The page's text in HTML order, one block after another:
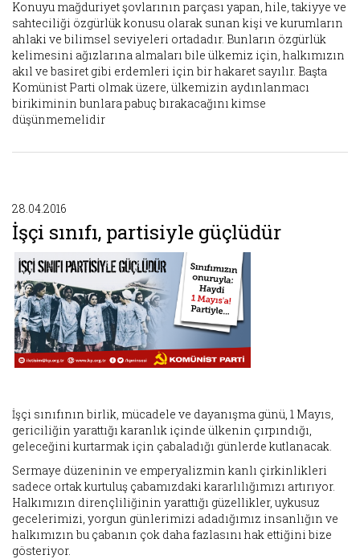
Konuyu mağduriyet şovlarının parçası yapan, hile, takiyye ve
sahteciliği özgürlük konusu olarak sunan kişi ve kurumların
ahlaki ve bilimsel seviyeleri ortadadır. Bunların özgürlük
kelimesini ağızlarına almaları bile ülkemiz için, halkımızın
akıl ve basiret gibi erdemleri için bir hakaret sayılır. Başta
Komünist Parti olmak üzere, ülkemizin aydınlanmacı
birikiminin bunlara pabuç bırakacağını kimse
düşünmemelidir
28.04.2016
İşçi sınıfı, partisiyle güçlüdür
İşçi sınıfının birlik, mücadele ve dayanışma günü, 1 Mayıs,
gericiliğin yarattığı karanlık içinde ülkenin çırpındığı,
geleceğini kurtarmak için çabaladığı günlerde kutlanacak.
Sermaye düzeninin ve emperyalizmin kanlı çirkinlikleri
sadece ortak kurtuluş çabamızdaki kararlılığımızı artırıyor.
Halkımızın dirençliliğinin yarattığı güzellikler, uykusuz
gecelerimizi, yorgun günlerimizi adadığımız insanlığın ve
halkımızın bu çabanın çok daha fazlasını hak ettiğini bize
gösteriyor.